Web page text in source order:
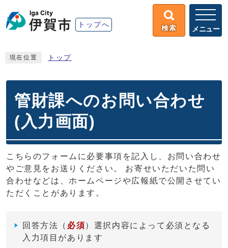
トップへ 検索 メニュー
現在位置 トップ
管財課へのお問い合わせ
(入力画面)
こちらのフォームに必要事項を記入し、お問い合わせ
やご意見をお送りください。 お寄せいただいた問い
合わせなどは、ホームページや広報紙で公開させてい
ただくことがあります。
回答方法 （ 必須）選択内容によって必須となる
入力項目があります